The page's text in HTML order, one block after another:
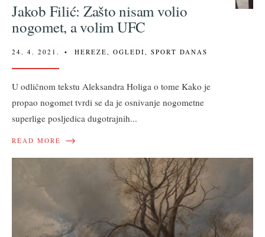
Jakob Filić: Zašto nisam volio
nogomet, a volim UFC
24. 4. 2021. • HEREZE OGLEDI SPORT DANAS
U odličnom tekstu Aleksandra Holiga o tome Kako je
propao nogomet tvrdi se da je osnivanje nogometne
superlige posljedica dugotrajnih...
READ MORE →